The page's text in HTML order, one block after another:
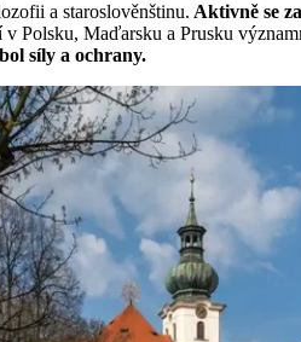
a staroslověnštinu. Aktivně se
Polsku, Maďarsku a Prusku
síly a ochrany.